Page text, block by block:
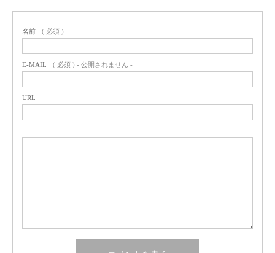
名前 ( 必須 )
E-MAIL ( 必須 ) - 公開されません -
URL